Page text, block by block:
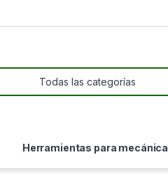
Herramientas para mecánica